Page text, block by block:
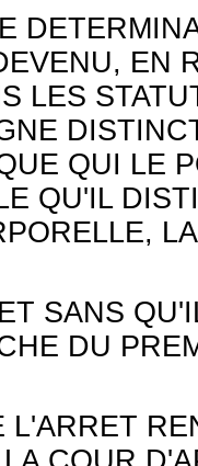
EN
LES
QUI LE
QU'IL
SANS
DU
L'ARRET